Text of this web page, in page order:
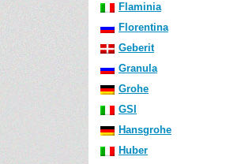
Flaminia
Florentina
Geberit
Granula
Grohe
GSI
Hansgrohe
Huber